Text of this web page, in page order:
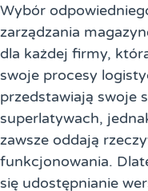
Wybór
zarządzania
dla każdej firmy,
swoje procesy
przedstawiają swoje
superlatywach,
zawsze oddają
funkcjonowania.
się udostępnianie